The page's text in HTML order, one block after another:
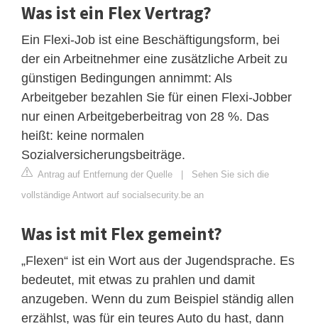
Was ist ein Flex Vertrag?
Ein Flexi-Job ist eine Beschäftigungsform, bei
der ein Arbeitnehmer eine zusätzliche Arbeit zu
günstigen Bedingungen annimmt: Als
Arbeitgeber bezahlen Sie für einen Flexi-Jobber
nur einen Arbeitgeberbeitrag von 28 %. Das
heißt: keine normalen
Sozialversicherungsbeiträge.
Antrag auf Entfernung der Quelle | Sehen Sie sich die
vollständige Antwort auf socialsecurity.be an
Was ist mit Flex gemeint?
„Flexen“ ist ein Wort aus der Jugendsprache. Es
bedeutet, mit etwas zu prahlen und damit
anzugeben. Wenn du zum Beispiel ständig allen
erzählst, was für ein teures Auto du hast, dann